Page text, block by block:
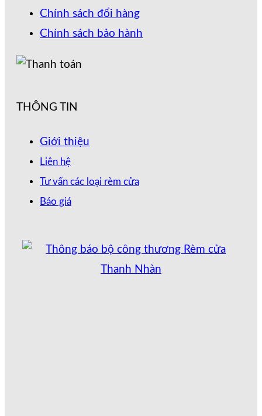
Chính sách đổi hàng
Chính sách bảo hành
THÔNG TIN
Giới thiệu
Liên hệ
Tư vấn các loại rèm cửa
Báo giá